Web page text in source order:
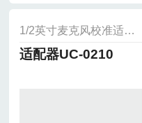
1/2英寸麦克风校准适配器
适配器UC-0210